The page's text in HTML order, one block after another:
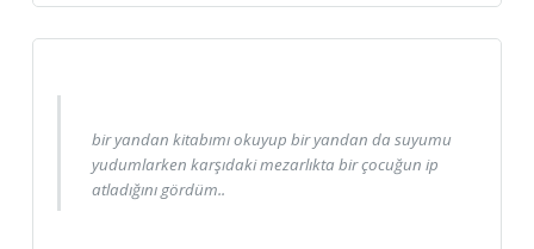
bir yandan kitabımı okuyup bir yandan da suyumu
yudumlarken karşıdaki mezarlıkta bir çocuğun ip
atladığını gördüm..